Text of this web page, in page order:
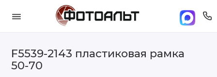
F5539-2143 пластиковая рамка
50-70